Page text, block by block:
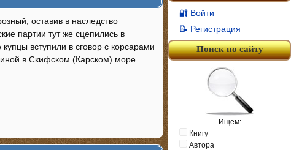
оставив в наследство
партии тут же сцепились в
вступили в сговор с корсарами
в Скифском (Карском) море...
🔐 Войти
📝 Регистрация
Поиск по сайту
Ищем:
Книгу
Автора